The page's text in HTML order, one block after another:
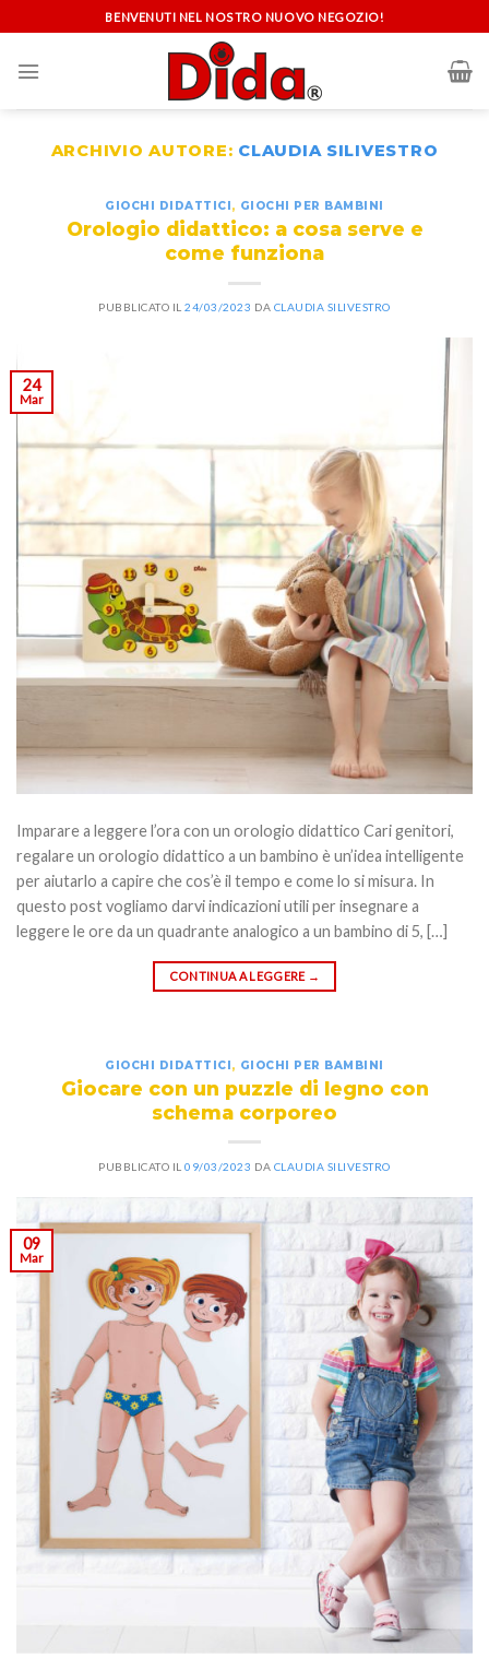
to
content
BENVENUTI NEL NOSTRO NUOVO NEGOZIO!
ARCHIVIO AUTORE: CLAUDIA SILIVESTRO
GIOCHI DIDATTICI , GIOCHI PER BAMBINI
Orologio didattico: a cosa serve e
come funziona
PUBBLICATO IL24/03/2023 DA CLAUDIA SILIVESTRO
24
Mar
Imparare a leggere l’ora con un orologio didattico Cari genitori,
regalare un orologio didattico a un bambino è un’idea intelligente
per aiutarlo a capire che cos’è il tempo e come lo si misura. In
questo post vogliamo darvi indicazioni utili per insegnare a
leggere le ore da un quadrante analogico a un bambino di 5, […]
CONTINUA A LEGGERE →
GIOCHI DIDATTICI, GIOCHI PER BAMBINI
Giocare con un puzzle di legno con
schema corporeo
PUBBLICATO IL09/03/2023 DA CLAUDIA SILIVESTRO
09
Mar